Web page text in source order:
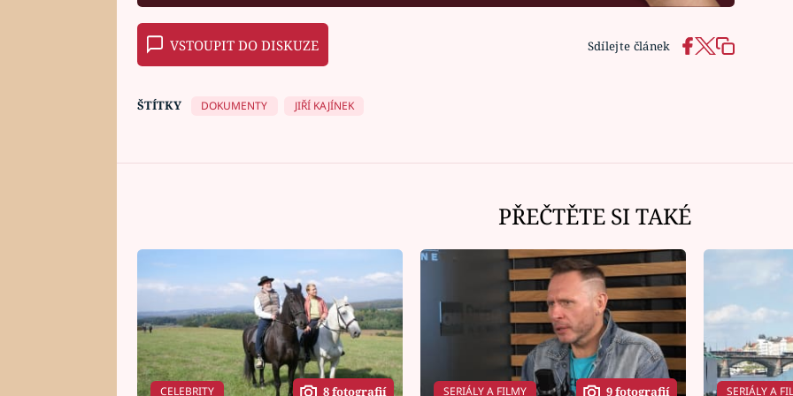
VSTOUPIT DO DISKUZE Sdílejte článek
ŠTÍTKY DOKUMENTY JIŘÍ KAJÍNEK
PŘEČTĚTE SI TAKÉ
CELEBRITY 8 fotografií SERIÁLY A FILMY 9 fotografií SERIÁLY A